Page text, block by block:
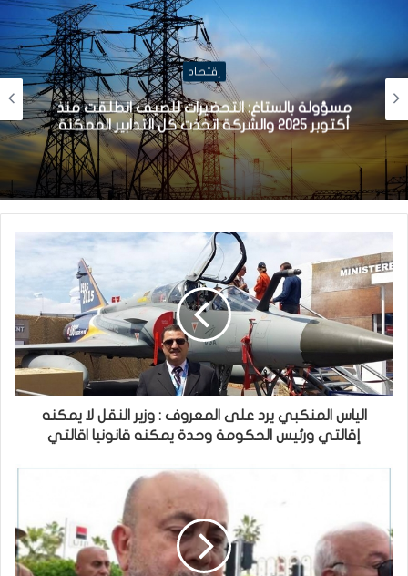
إقتصاد
مجموعة DELTEC الألمانية المتخصصة في
الصناعات الإلكترونية تعلن اختيار تونس لإقامة أول
موقع إنتاج لها خارج ألمانيا
الياس المنكبي يرد على المعروف : وزير النقل لا يمكنه
إقالتي ورئيس الحكومة وحدة يمكنه قانونيا اقالتي